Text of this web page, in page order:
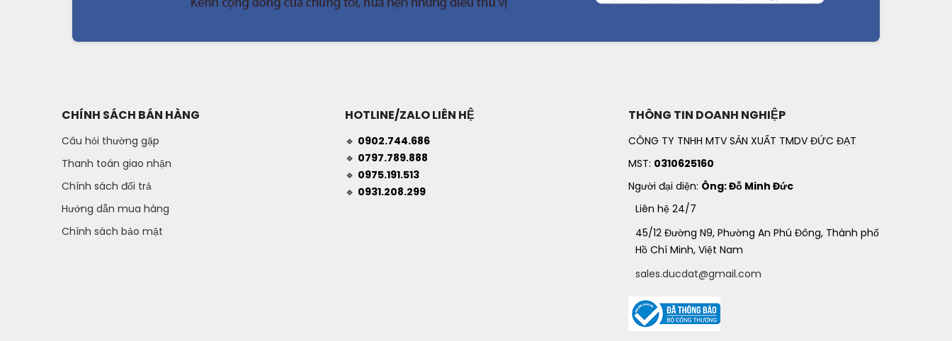
CHÍNH SÁCH BÁN HÀNG
Câu hỏi thường gặp
Thanh toán giao nhận
Chính sách đổi trả
Hướng dẫn mua hàng
Chính sách bảo mật
HOTLINE/ZALO LIÊN HỆ
🔹 0902.744.686
🔹 0797.789.888
🔹 0975.191.513
🔹 0931.208.299
THÔNG TIN DOANH NGHIỆP
CÔNG TY TNHH MTV SẢN XUẤT TMDV ĐỨC ĐẠT
MST: 0310625160
Người đại diện: Ông: Đỗ Minh Đức
Liên hệ 24/7
45/12 Đường N9, Phường An Phú Đông, Thành phố
Hồ Chí Minh, Việt Nam
sales.ducdat@gmail.com